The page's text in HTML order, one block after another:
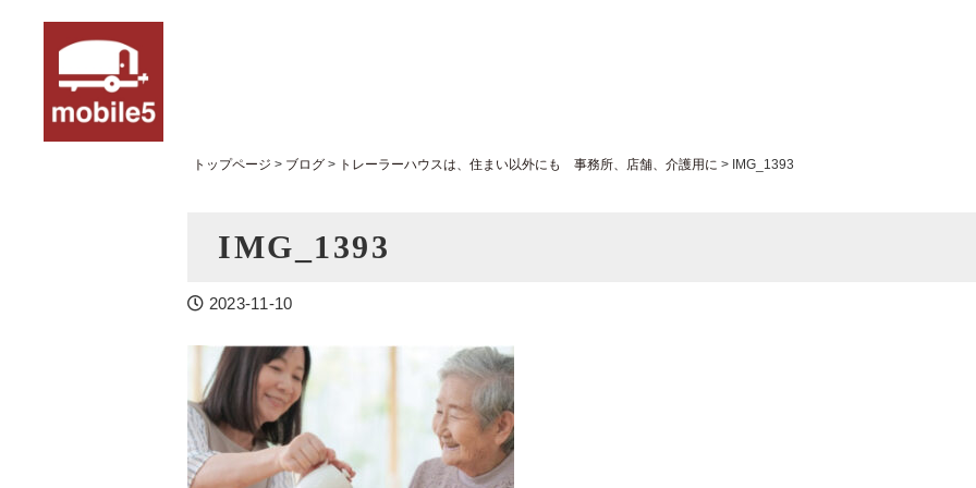
トップページ > ブログ > トレーラーハウスは、住まい以外にも 事務所、店舗、介護用に > IMG_1393
IMG_1393
2023-11-10